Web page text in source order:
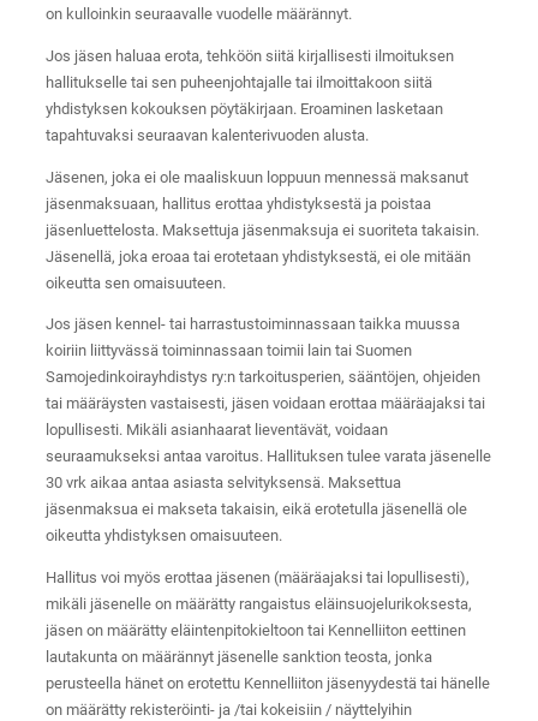
on kulloinkin seuraavalle vuodelle määrännyt.
Jos jäsen haluaa erota, tehköön siitä kirjallisesti ilmoituksen
hallitukselle tai sen puheenjohtajalle tai ilmoittakoon siitä
yhdistyksen kokouksen pöytäkirjaan. Eroaminen lasketaan
tapahtuvaksi seuraavan kalenterivuoden alusta.
Jäsenen, joka ei ole maaliskuun loppuun mennessä maksanut
jäsenmaksuaan, hallitus erottaa yhdistyksestä ja poistaa
jäsenluettelosta. Maksettuja jäsenmaksuja ei suoriteta takaisin.
Jäsenellä, joka eroaa tai erotetaan yhdistyksestä, ei ole mitään
oikeutta sen omaisuuteen.
Jos jäsen kennel- tai harrastustoiminnassaan taikka muussa
koiriin liittyvässä toiminnassaan toimii lain tai Suomen
Samojedinkoirayhdistys ry:n tarkoitusperien, sääntöjen, ohjeiden
tai määräysten vastaisesti, jäsen voidaan erottaa määräajaksi tai
lopullisesti. Mikäli asianhaarat lieventävät, voidaan
seuraamukseksi antaa varoitus. Hallituksen tulee varata jäsenelle
30 vrk aikaa antaa asiasta selvityksensä. Maksettua
jäsenmaksua ei makseta takaisin, eikä erotetulla jäsenellä ole
oikeutta yhdistyksen omaisuuteen.
Hallitus voi myös erottaa jäsenen (määräajaksi tai lopullisesti),
mikäli jäsenelle on määrätty rangaistus eläinsuojelurikoksesta,
jäsen on määrätty eläintenpitokieltoon tai Kennelliiton eettinen
lautakunta on määrännyt jäsenelle sanktion teosta, jonka
perusteella hänet on erotettu Kennelliiton jäsenyydestä tai hänelle
on määrätty rekisteröinti- ja /tai kokeisiin / näyttelyihin